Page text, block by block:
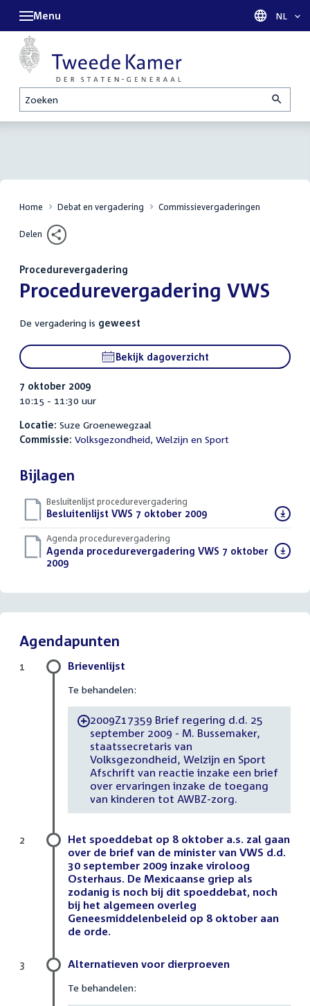
Zoeken
Menu Taal
NL
Home Debat en vergadering Commissievergaderingen
Delen
Procedurevergadering
:Procedurevergadering VWS
De vergadering is geweest
Bekijk dagoverzicht
7 oktober 2009
10:15 - 11:30 uur
Locatie: Suze Groenewegzaal
Commissie: Volksgezondheid, Welzijn en Sport
Bijlagen
Besluitenlijst procedurevergadering
Download
bestand:
Besluitenlijst VWS 7 oktober 2009(PDF)
Agenda procedurevergadering
Download
bestand:
Agenda procedurevergadering VWS 7 oktober
2009(PDF)
Agendapunten
Brievenlijst
Te behandelen:
-2009Z17359 Brief regering d.d. 25
september 2009 - M. Bussemaker,
staatssecretaris van
Volksgezondheid, Welzijn en Sport
Afschrift van reactie inzake een brief
over ervaringen inzake de toegang
van kinderen tot AWBZ-zorg.
1
Het spoeddebat op 8 oktober a.s. zal gaan
over de brief van de minister van VWS d.d.
30 september 2009 inzake viroloog
Osterhaus. De Mexicaanse griep als
zodanig is noch bij dit spoeddebat, noch
bij het algemeen overleg
Geneesmiddelenbeleid op 8 oktober aan
de orde.
2
Alternatieven voor dierproeven
Te behandelen:
3